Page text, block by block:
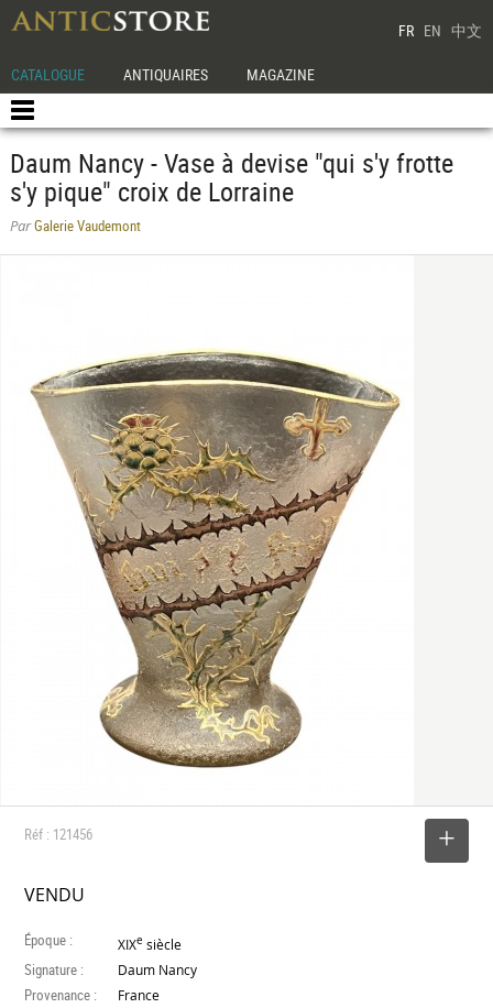
FR EN 中文
CATALOGUE ANTIQUAIRES MAGAZINE
Daum Nancy - Vase à devise "qui s'y frotte
s'y pique" croix de Lorraine
ParGalerie Vaudemont
Réf : 121456
VENDU
Époque : XIXe siècle
Signature : Daum Nancy
Provenance : France